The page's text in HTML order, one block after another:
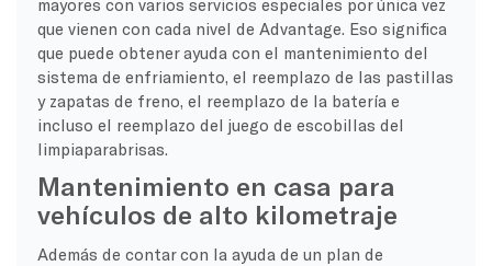
mayores con varios servicios especiales por única vez
que vienen con cada nivel de Advantage. Eso significa
que puede obtener ayuda con el mantenimiento del
sistema de enfriamiento, el reemplazo de las pastillas
y zapatas de freno, el reemplazo de la batería e
incluso el reemplazo del juego de escobillas del
limpiaparabrisas.
Mantenimiento en casa para
vehículos de alto kilometraje
Además de contar con la ayuda de un plan de